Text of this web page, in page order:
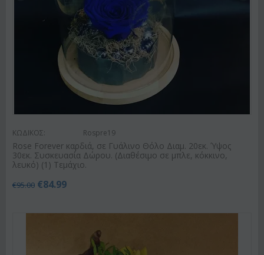
ΚΩΔΙΚΟΣ: Rospre19
Rose Forever καρδιά, σε Γυάλινο Θόλο Διαμ. 20εκ. Ύψος
30εκ. Συσκευασία Δώρου. (Διαθέσιμο σε μπλε, κόκκινο,
λευκό) (1) Τεμάχιο.
€95.00 €84.99